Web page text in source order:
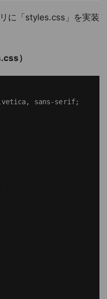
に「styles.css」を実装
）
sans-serif;